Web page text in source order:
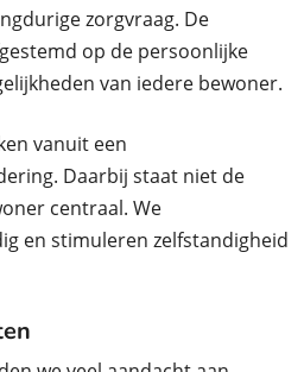
zorgvraag. De
op de persoonlijke
van iedere bewoner.
vanuit een
Daarbij staat niet de
centraal. We
en stimuleren zelfstandigheid